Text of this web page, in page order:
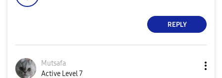
REPLY
Mutsafa
Active Level 7